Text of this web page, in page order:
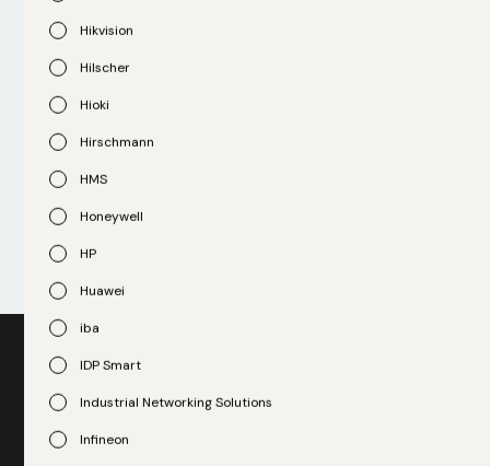
Hikvision
Hilscher
Hioki
Hirschmann
HMS
Honeywell
HP
Huawei
iba
IDP Smart
Industrial Networking Solutions
Infineon
99,8%
Especialistas disponíveis para orientar eresolver
seus desafios.
Suporte
Quer saber mais como podemos te
ajudar?